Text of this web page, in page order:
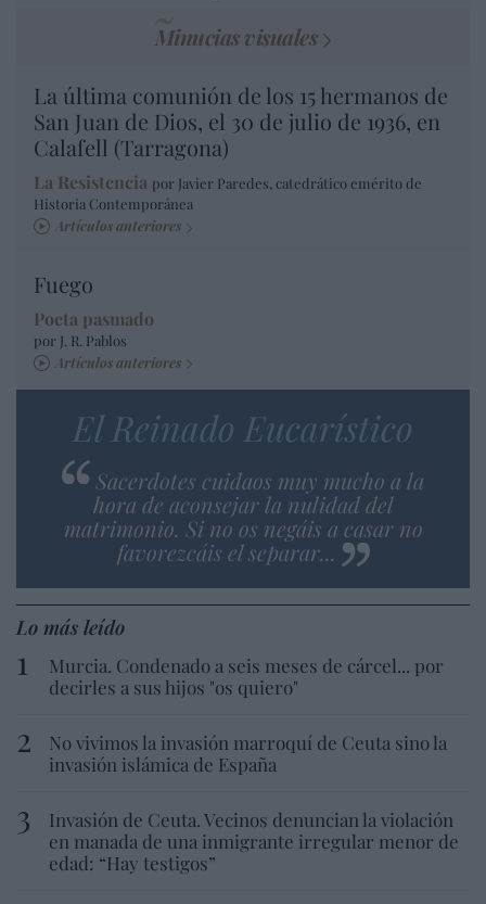
Minucias visuales
La última comunión de los 15 hermanos de
San Juan de Dios, el 30 de julio de 1936, en
Calafell (Tarragona)
La Resistencia por Javier Paredes, catedrático emérito de
Historia Contemporánea
Artículos anteriores
Fuego
Poeta pasmado
por J. R. Pablos
Artículos anteriores
El Reinado Eucarístico
Sacerdotes cuidaos muy mucho a la
hora de aconsejar la nulidad del
matrimonio. Si no os negáis a casar no
favorezcáis el separar...
Lo más leído
Murcia. Condenado a seis meses de cárcel... por
decirles a sus hijos "os quiero"
No vivimos la invasión marroquí de Ceuta sino la
invasión islámica de España
Invasión de Ceuta. Vecinos denuncian la violación
en manada de una inmigrante irregular menor de
edad: “Hay testigos”